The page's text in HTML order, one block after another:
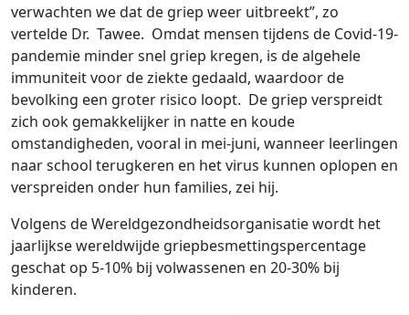
verwachten we dat de griep weer uitbreekt”, zo
vertelde Dr. Tawee. Omdat mensen tijdens de Covid-19-
pandemie minder snel griep kregen, is de algehele
immuniteit voor de ziekte gedaald, waardoor de
bevolking een groter risico loopt. De griep verspreidt
zich ook gemakkelijker in natte en koude
omstandigheden, vooral in mei-juni, wanneer leerlingen
naar school terugkeren en het virus kunnen oplopen en
verspreiden onder hun families, zei hij.
Volgens de Wereldgezondheidsorganisatie wordt het
jaarlijkse wereldwijde griepbesmettingspercentage
geschat op 5-10% bij volwassenen en 20-30% bij
kinderen.